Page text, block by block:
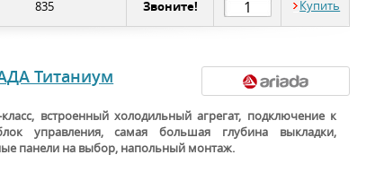
835 Звоните! Купить
Титаниум
встроенный холодильный агрегат, подключение к
управления, самая большая глубина выкладки,
панели на выбор, напольный монтаж.